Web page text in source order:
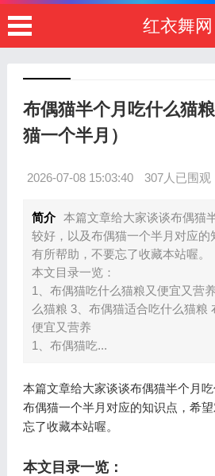
红衣舞网
布偶猫半个月吃什么猫
猫一个半月）
2026-07-08 15:03:40 307人已围观
简介 本篇文章给大家谈谈布偶猫
较好，以及布偶猫一个半月对应的
有所帮助，不要忘了收藏本站喔。
本文目录一览：
1、布偶猫吃什么猫粮又便宜又营
么猫粮 3、布偶猫适合吃什么猫粮
便宜又营养
1、布偶猫吃...
本篇文章给大家谈谈布偶猫半个月
布偶猫一个半月对应的知识点，希
忘了收藏本站喔。
本文目录一览：